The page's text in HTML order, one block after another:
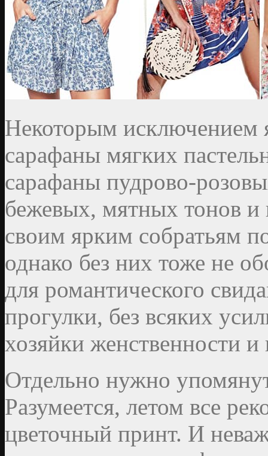
Некоторым исключением
сарафаны мягких
сарафаны пудрово-
бежевых, мятных тонов и
своим ярким собратьям
однако без них тоже не
для романтического
прогулки, без всяких
хозяйки женственности и
Отдельно нужно
Разумеется, летом все
цветочный принт. И